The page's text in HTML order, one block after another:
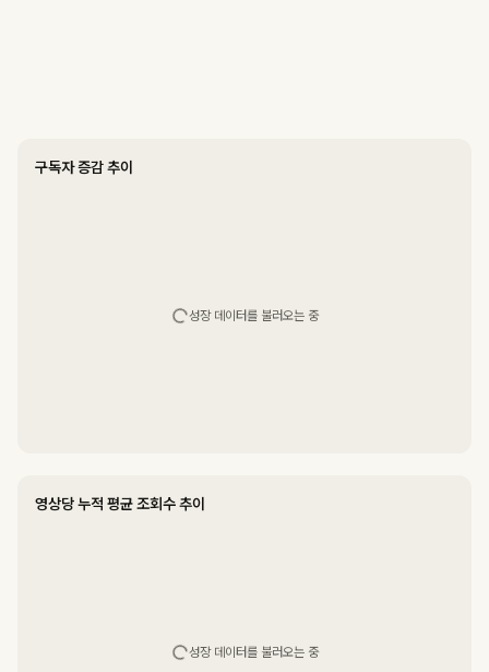
구독자 증감 추이
성장 데이터를 불러오는 중
영상당 누적 평균 조회수 추이
성장 데이터를 불러오는 중